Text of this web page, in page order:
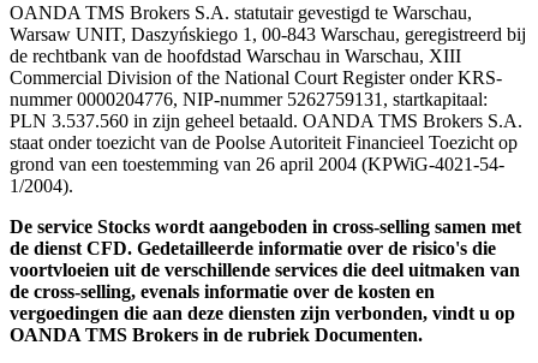
OANDA TMS Brokers S.A. statutair gevestigd te Warschau,
Warsaw UNIT, Daszyńskiego 1, 00-843 Warschau, geregistreerd bij
de rechtbank van de hoofdstad Warschau in Warschau, XIII
Commercial Division of the National Court Register onder KRS-
nummer 0000204776, NIP-nummer 5262759131, startkapitaal:
PLN 3.537.560 in zijn geheel betaald. OANDA TMS Brokers S.A.
staat onder toezicht van de Poolse Autoriteit Financieel Toezicht op
grond van een toestemming van 26 april 2004 (KPWiG-4021-54-
1/2004).
De service Stocks wordt aangeboden in cross-selling samen met
de dienst CFD. Gedetailleerde informatie over de risico's die
voortvloeien uit de verschillende services die deel uitmaken van
de cross-selling, evenals informatie over de kosten en
vergoedingen die aan deze diensten zijn verbonden, vindt u op
OANDA TMS Brokers in de rubriek Documenten.